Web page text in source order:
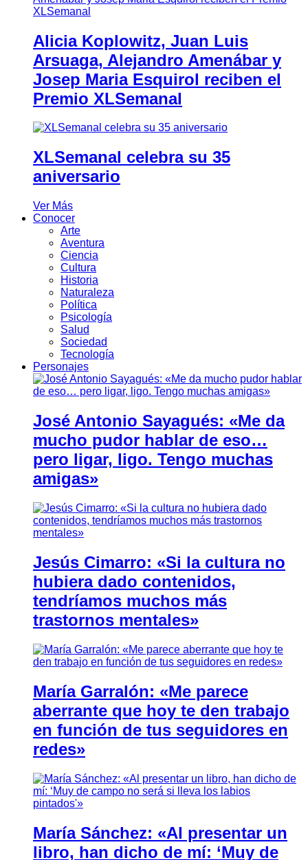
Alicia Koplowitz, Juan Luis
Arsuaga, Alejandro Amenábar y
Josep Maria Esquirol reciben el
Premio XLSemanal
XLSemanal celebra su 35
aniversario
Ver Más
Conocer
Arte
Aventura
Ciencia
Cultura
Historia
Naturaleza
Política
Psicología
Salud
Sociedad
Tecnología
Personajes
José Antonio Sayagués: «Me da
mucho pudor hablar de eso…
pero ligar, ligo. Tengo muchas
amigas»
Jesús Cimarro: «Si la cultura no
hubiera dado contenidos,
tendríamos muchos más
trastornos mentales»
María Garralón: «Me parece
aberrante que hoy te den trabajo
en función de tus seguidores en
redes»
María Sánchez: «Al presentar un
libro, han dicho de mí: ‘Muy de